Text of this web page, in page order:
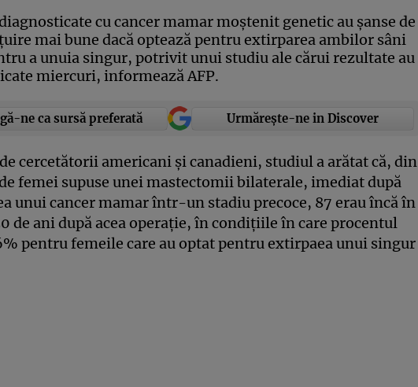
cu cancer mamar moştenit genetic au şanse de
mai bune dacă optează pentru extirparea ambilor sâni
a unuia singur, potrivit unui studiu ale cărui rezultate au
miercuri, informează AFP.
ne ca sursă preferată Urmărește-ne in Discover
cercetătorii americani şi canadieni, studiul a arătat că, din
femei supuse unei mastectomii bilaterale, imediat după
unui cancer mamar într-un stadiu precoce, 87 erau încă în
de ani după acea operaţie, în condiţiile în care procentul
pentru femeile care au optat pentru extirpaea unui singur